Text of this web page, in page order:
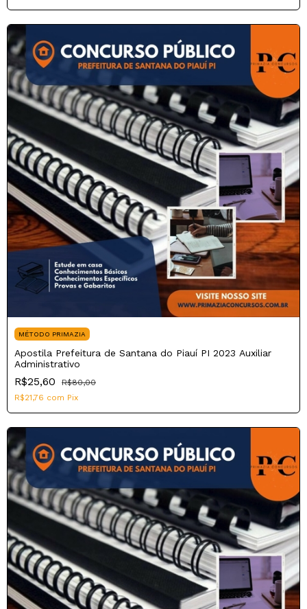
MÉTODO PRIMAZIA
Apostila Prefeitura de Santana do Piauí PI 2023 Auxiliar
Administrativo
R$25,60
R$80,00
R$21,76 com Pix